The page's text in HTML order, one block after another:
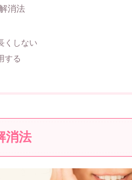
消法
くしない
する
消法